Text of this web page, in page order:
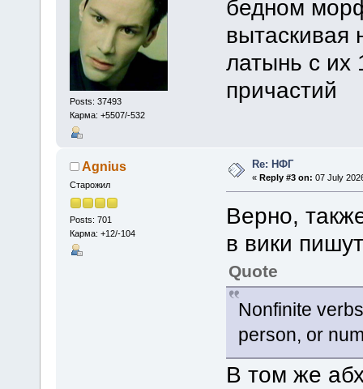
Posts: 37493
Карма: +5507/-532
бедном
вытаскивая
латынь с их
причастий
Agnius
Старожил
Posts: 701
Карма: +12/-104
Re: НФГ
«Reply #3 on: 07 July
Верно,
в вики пишут
Quote
Nonfinite
person, or
В том же